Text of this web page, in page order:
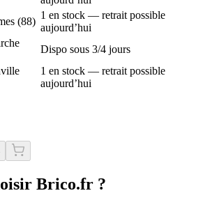
(88)
1 en stock — retrait possible
aujourd’hui
Dispo sous 3/4 jours
1 en stock — retrait possible
aujourd’hui
Brico.fr ?